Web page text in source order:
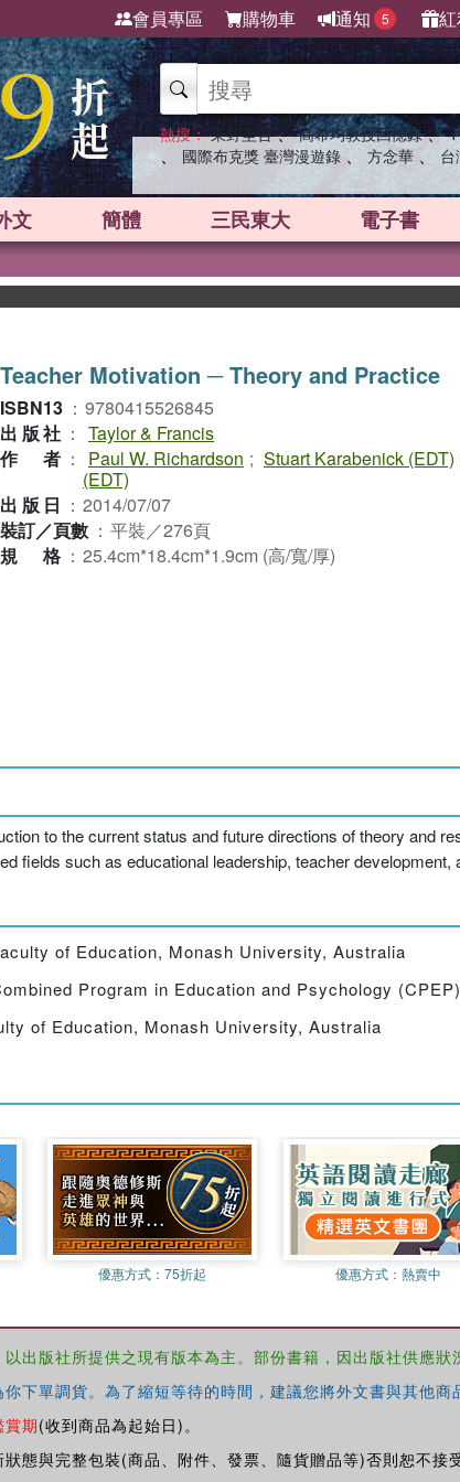
會員專區 購物車 通知 5
熱搜： 東野圭吾 、 高希均教授回憶錄 、
、 國際布克獎 臺灣漫遊錄 、 方念華 、
文 簡體 三民東大 電子書
英
Teacher Motivation ─ Theory and Practice
ISBN13 ： 9780415526845
出版社 ： Taylor & Francis
作者 ： Paul W. Richardson ; Stuart Karabenick (EDT)
(EDT)
出版日 ： 2014/07/07
裝訂／頁數 ： 平裝／276頁
規格 ： 25.4cm*18.4cm*1.9cm (高/寬/厚)
to the current status and future directions of theory and
fields such as educational leadership, teacher development,
of Education, Monash University, Australia
Program in Education and Psychology
of Education, Monash University, Australia
優惠方式：75折起 優惠方式： 熱賣中
出版社所提供之現有版本為主。部份書籍，因出版社供應狀
下單調貨。為了縮短等待的時間，建議您將外文書與其他
期(收到商品為起始日)。
態與完整包裝(商品、附件、發票、隨貨贈品等)否則恕不接受